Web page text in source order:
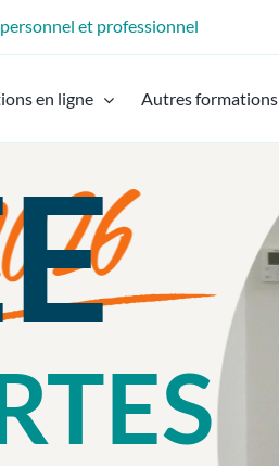
et professionnel
en ligne Autres formations